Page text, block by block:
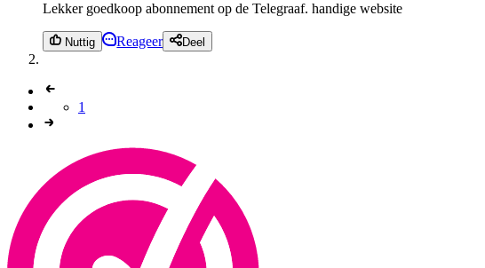
Lekker goedkoop abonnement op de Telegraaf. handige website
Nuttig Reageer Deel
1